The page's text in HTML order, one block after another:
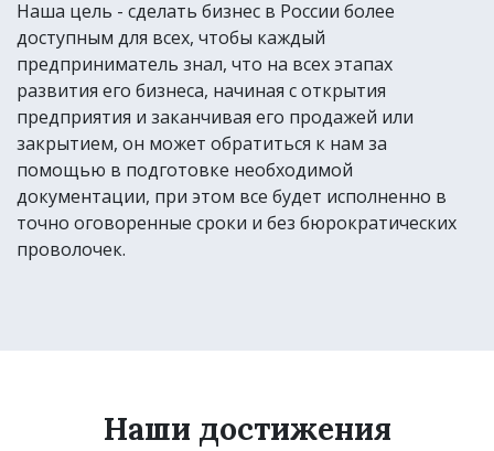
Наша цель - сделать бизнес в России более
доступным для всех, чтобы каждый
предприниматель знал, что на всех этапах
развития его бизнеса, начиная с открытия
предприятия и заканчивая его продажей или
закрытием, он может обратиться к нам за
помощью в подготовке необходимой
документации, при этом все будет исполненно в
точно оговоренные сроки и без бюрократических
проволочек.
Наши достижения